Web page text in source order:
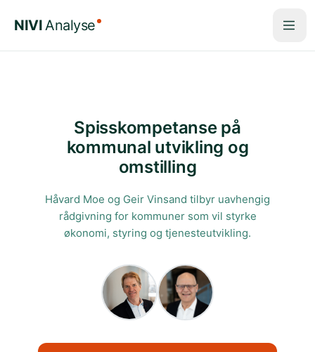
NIVIAnalyse
Spisskompetanse på
kommunal utvikling og
omstilling
Håvard Moe og Geir Vinsand tilbyr uavhengig
rådgivning for kommuner som vil styrke
økonomi, styring og tjenesteutvikling.